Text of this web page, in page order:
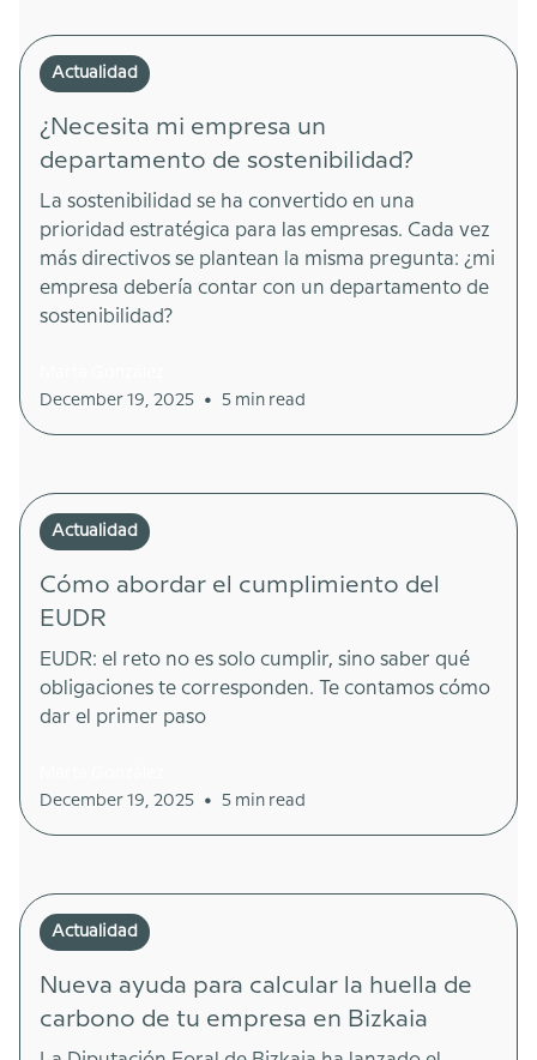
Actualidad
¿Necesita mi empresa un
departamento de sostenibilidad?
La sostenibilidad se ha convertido en una
prioridad estratégica para las empresas. Cada vez
más directivos se plantean la misma pregunta: ¿mi
empresa debería contar con un departamento de
sostenibilidad?
December 19, 2025
• 5 min read
Actualidad
Cómo abordar el cumplimiento del
EUDR
EUDR: el reto no es solo cumplir, sino saber qué
obligaciones te corresponden. Te contamos cómo
dar el primer paso
December 19, 2025
• 5 min read
Actualidad
Nueva ayuda para calcular la huella de
carbono de tu empresa en Bizkaia